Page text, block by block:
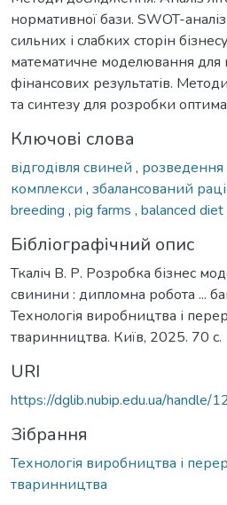
нормативної бази. SWOT-
сильних і слабких сторін
математичне моделювання для
фінансових результатів.
та синтезу для розробки
Ключові слова
відгодівля свиней ,
комплекси , збалансований
breeding , pig farms , balanced diet
Бібліографічний опис
Ткаліч В. Р. Розробка бізнес
свинини : дипломна робота ...
Технологія виробництва і
тваринництва. Київ, 2025. 70 с.
URI
https://dglib.nubip.edu.ua/
Зібрання
Технологія виробництва і
тваринництва